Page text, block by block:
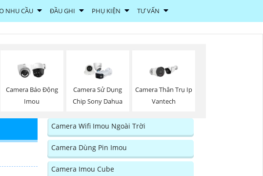
NHU CẦU ĐẦU GHI PHỤ KIỆN TƯ VẤN
Camera Báo Động
Imou
Camera Sử Dụng
Chip Sony Dahua
Camera Thân Trụ Ip
Vantech
Camera Wifi Imou Ngoài Trời
Camera Dùng Pin Imou
Camera Imou Cube